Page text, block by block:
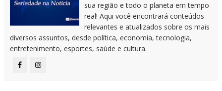
sua região e todo o planeta em tempo
real! Aqui você encontrará conteúdos
relevantes e atualizados sobre os mais
diversos assuntos, desde política, economia, tecnologia,
entretenimento, esportes, saúde e cultura.